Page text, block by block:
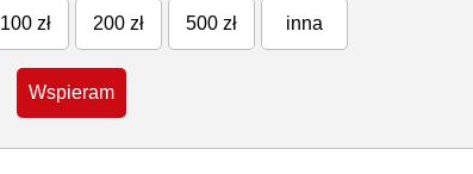
100 zł 200 zł 500 zł inna
Wspieram